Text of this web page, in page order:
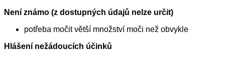
Není známo (z dostupných údajů nelze určit)
potřeba močit větší množství moči než obvykle
Hlášení nežádoucích účinků